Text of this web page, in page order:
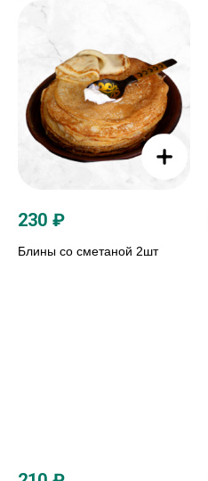
230 ₽
Блины со сметаной 2шт